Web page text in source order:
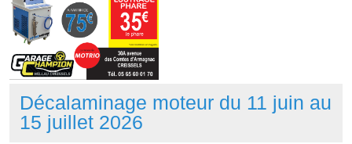
Décalaminage moteur du 11 juin au
15 juillet 2026